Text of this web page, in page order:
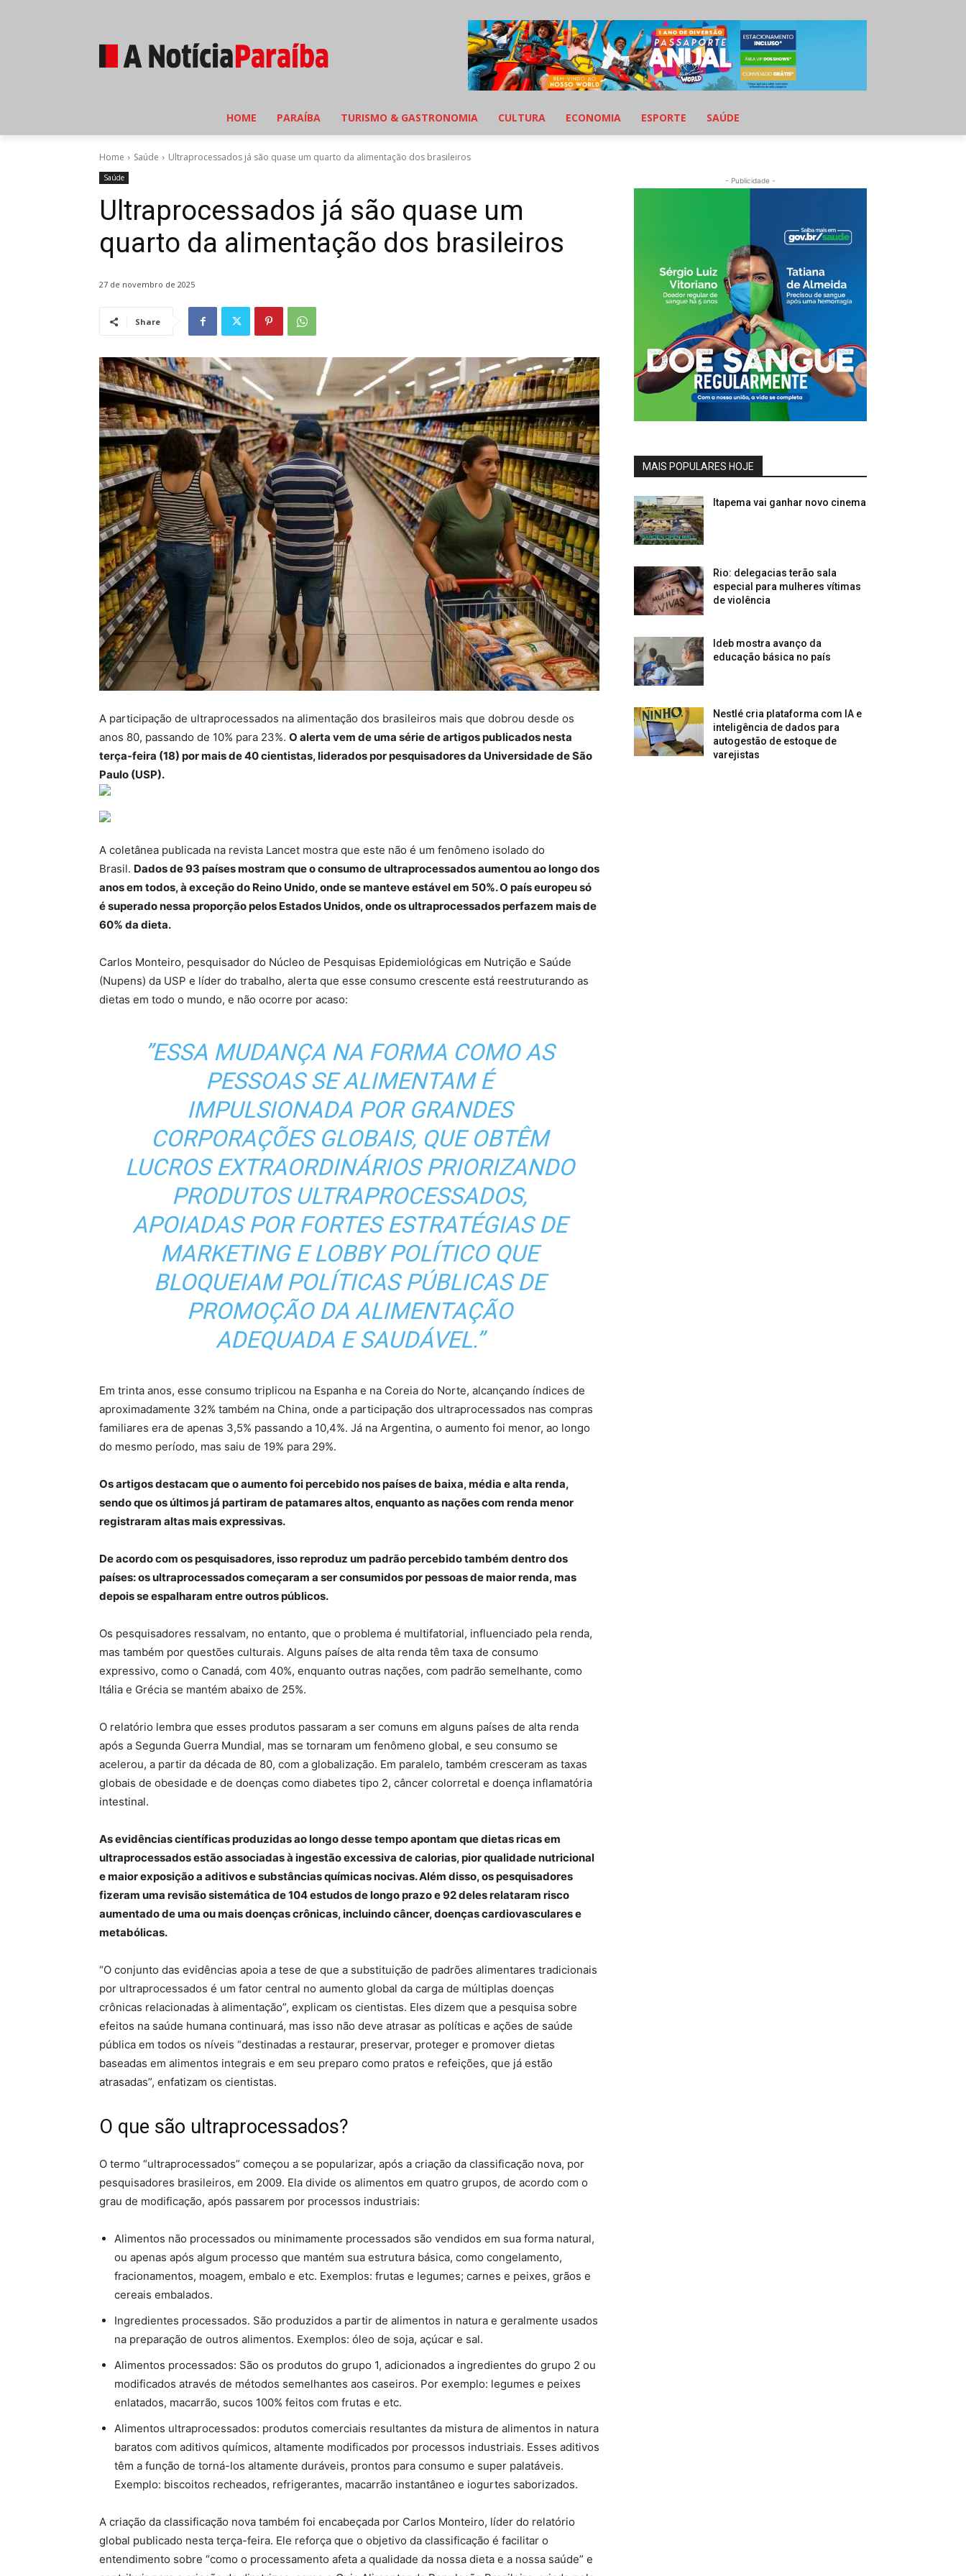
HOME PARAÍBA TURISMO & GASTRONOMIA CULTURA ECONOMIA ESPORTE SAÚDE
Home Saúde Ultraprocessados já são quase um quarto da alimentação dos brasileiros
Saúde
Ultraprocessados já são quase um
quarto da alimentação dos brasileiros
27 de novembro de 2025
Share
A participação de ultraprocessados na alimentação dos brasileiros mais que dobrou desde os
anos 80, passando de 10% para 23%. O alerta vem de uma série de artigos publicados nesta
terça-feira (18) por mais de 40 cientistas, liderados por pesquisadores da Universidade de São
Paulo (USP).
A coletânea publicada na revista Lancet mostra que este não é um fenômeno isolado do
Brasil. Dados de 93 países mostram que o consumo de ultraprocessados aumentou ao longo dos
anos em todos, à exceção do Reino Unido, onde se manteve estável em 50%. O país europeu só
é superado nessa proporção pelos Estados Unidos, onde os ultraprocessados perfazem mais de
60% da dieta.
Carlos Monteiro, pesquisador do Núcleo de Pesquisas Epidemiológicas em Nutrição e Saúde
(Nupens) da USP e líder do trabalho, alerta que esse consumo crescente está reestruturando as
dietas em todo o mundo, e não ocorre por acaso:
”ESSA MUDANÇA NA FORMA COMO AS
PESSOAS SE ALIMENTAM É
IMPULSIONADA POR GRANDES
CORPORAÇÕES GLOBAIS, QUE OBTÊM
LUCROS EXTRAORDINÁRIOS PRIORIZANDO
PRODUTOS ULTRAPROCESSADOS,
APOIADAS POR FORTES ESTRATÉGIAS DE
MARKETING E LOBBY POLÍTICO QUE
BLOQUEIAM POLÍTICAS PÚBLICAS DE
PROMOÇÃO DA ALIMENTAÇÃO
ADEQUADA E SAUDÁVEL.”
Em trinta anos, esse consumo triplicou na Espanha e na Coreia do Norte, alcançando índices de
aproximadamente 32% também na China, onde a participação dos ultraprocessados nas compras
familiares era de apenas 3,5% passando a 10,4%. Já na Argentina, o aumento foi menor, ao longo
do mesmo período, mas saiu de 19% para 29%.
Os artigos destacam que o aumento foi percebido nos países de baixa, média e alta renda,
sendo que os últimos já partiram de patamares altos, enquanto as nações com renda menor
registraram altas mais expressivas.
De acordo com os pesquisadores, isso reproduz um padrão percebido também dentro dos
países: os ultraprocessados começaram a ser consumidos por pessoas de maior renda, mas
depois se espalharam entre outros públicos.
Os pesquisadores ressalvam, no entanto, que o problema é multifatorial, influenciado pela renda,
mas também por questões culturais. Alguns países de alta renda têm taxa de consumo
expressivo, como o Canadá, com 40%, enquanto outras nações, com padrão semelhante, como
Itália e Grécia se mantém abaixo de 25%.
O relatório lembra que esses produtos passaram a ser comuns em alguns países de alta renda
após a Segunda Guerra Mundial, mas se tornaram um fenômeno global, e seu consumo se
acelerou, a partir da década de 80, com a globalização. Em paralelo, também cresceram as taxas
globais de obesidade e de doenças como diabetes tipo 2, câncer colorretal e doença inflamatória
intestinal.
As evidências científicas produzidas ao longo desse tempo apontam que dietas ricas em
ultraprocessados estão associadas à ingestão excessiva de calorias, pior qualidade nutricional
e maior exposição a aditivos e substâncias químicas nocivas. Além disso, os pesquisadores
fizeram uma revisão sistemática de 104 estudos de longo prazo e 92 deles relataram risco
aumentado de uma ou mais doenças crônicas, incluindo câncer, doenças cardiovasculares e
metabólicas.
“O conjunto das evidências apoia a tese de que a substituição de padrões alimentares tradicionais
por ultraprocessados é um fator central no aumento global da carga de múltiplas doenças
crônicas relacionadas à alimentação”, explicam os cientistas. Eles dizem que a pesquisa sobre
efeitos na saúde humana continuará, mas isso não deve atrasar as políticas e ações de saúde
pública em todos os níveis “destinadas a restaurar, preservar, proteger e promover dietas
baseadas em alimentos integrais e em seu preparo como pratos e refeições, que já estão
atrasadas”, enfatizam os cientistas.
O que são ultraprocessados?
O termo “ultraprocessados” começou a se popularizar, após a criação da classificação nova, por
pesquisadores brasileiros, em 2009. Ela divide os alimentos em quatro grupos, de acordo com o
grau de modificação, após passarem por processos industriais:
Alimentos não processados ou minimamente processados são vendidos em sua forma natural,
ou apenas após algum processo que mantém sua estrutura básica, como congelamento,
fracionamentos, moagem, embalo e etc. Exemplos: frutas e legumes; carnes e peixes, grãos e
cereais embalados.
Ingredientes processados. São produzidos a partir de alimentos in natura e geralmente usados
na preparação de outros alimentos. Exemplos: óleo de soja, açúcar e sal.
Alimentos processados: São os produtos do grupo 1, adicionados a ingredientes do grupo 2 ou
modificados através de métodos semelhantes aos caseiros. Por exemplo: legumes e peixes
enlatados, macarrão, sucos 100% feitos com frutas e etc.
Alimentos ultraprocessados: produtos comerciais resultantes da mistura de alimentos in natura
baratos com aditivos químicos, altamente modificados por processos industriais. Esses aditivos
têm a função de torná-los altamente duráveis, prontos para consumo e super palatáveis.
Exemplo: biscoitos recheados, refrigerantes, macarrão instantâneo e iogurtes saborizados.
A criação da classificação nova também foi encabeçada por Carlos Monteiro, líder do relatório
global publicado nesta terça-feira. Ele reforça que o objetivo da classificação é facilitar o
entendimento sobre “como o processamento afeta a qualidade da nossa dieta e a nossa saúde” e
- Publicidade -
MAIS POPULARES HOJE
Itapema vai ganhar novo cinema
Rio: delegacias terão sala
especial para mulheres vítimas
de violência
Ideb mostra avanço da
educação básica no país
Nestlé cria plataforma com IA e
inteligência de dados para
autogestão de estoque de
varejistas